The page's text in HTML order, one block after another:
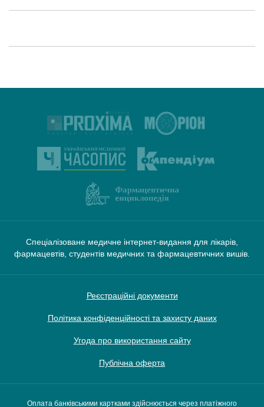
Спеціалізоване медичне інтернет-видання для лікарів,
фармацевтів, студентів медичних та фармацевтичних вишів.
Реєстраційні документи
Політика конфіденційності та захисту даних
Угода про використання сайту
Публічна оферта
Оплата банківськими картками здійснюється через платіжного